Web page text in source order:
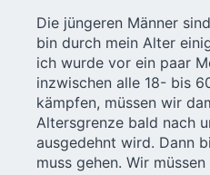
Die jüngeren Männer
bin durch mein Alter
ich wurde vor ein paar
inzwischen alle 18- bis
kämpfen, müssen wir
Altersgrenze bald nach
ausgedehnt wird. Dann
muss gehen. Wir